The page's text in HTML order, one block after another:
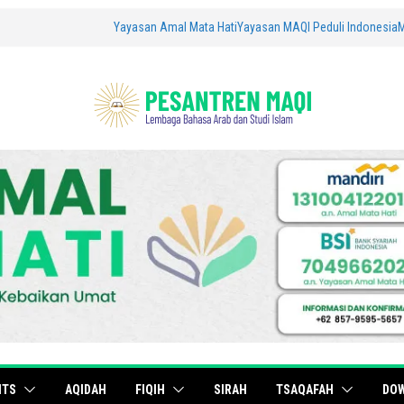
Yayasan Amal Mata HatiYayasan MAQI Peduli Indonesia
AQIDAH FIQIH SIRAH TSAQAFAH